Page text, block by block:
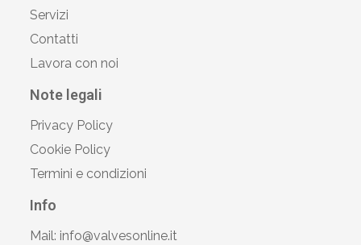
Servizi
Contatti
Lavora con noi
Note legali
Privacy Policy
Cookie Policy
Termini e condizioni
Info
Mail: info@valvesonline.it